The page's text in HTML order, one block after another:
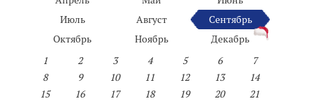
Июль
Август
Сентябрь
Октябрь
Ноябрь
Декабрь
1
2 3 4 5 6
7
8
9 10 11 12 13
14
15
16 17 18 19 20
21